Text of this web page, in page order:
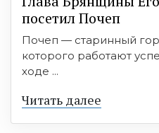
посетил Почеп
Почеп — старинный
которого работают
ходе ...
Читать далее